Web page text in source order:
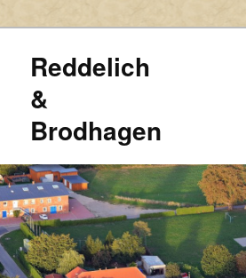
Reddelich
&
Brodhagen